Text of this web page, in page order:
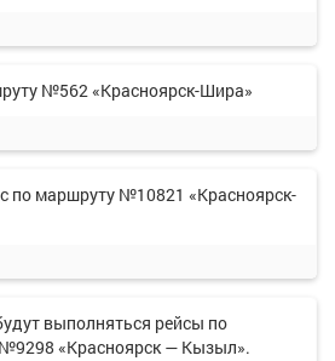
№562 «Красноярск-Шира»
по маршруту №10821 «Красноярск-
выполняться рейсы по
«Красноярск — Кызыл».